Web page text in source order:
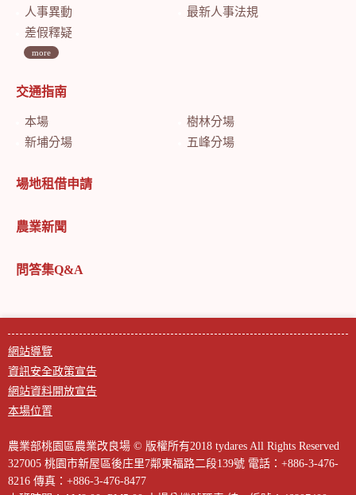
人事異動
最新人事法規
差假釋疑
more
交通指南
本場
樹林分場
新埔分場
五峰分場
場地租借申請
農業新聞
問答集Q&A
網站導覽
資訊安全政策宣告
網站資料開放宣告
本場位置
農業部桃園區農業改良場 © 版權所有2018 tydares All Rights Reserved
327005 桃園市新屋區後庄里7鄰東福路二段139號 電話：+886-3-476-
8216 傳真：+886-3-476-8477